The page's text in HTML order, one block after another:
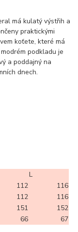
má kulatý výstřih a
praktickými
koťete, které má
podkladu je
a poddajný na
dnech.
L
112
116
112
116
151
152
66 67